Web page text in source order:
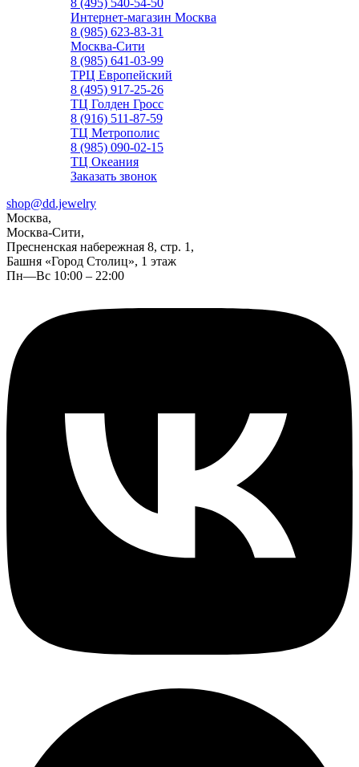
8 (495) 540-54-50
Интернет-магазин Москва
8 (985) 623-83-31
Москва-Сити
8 (985) 641-03-99
ТРЦ Европейский
8 (495) 917-25-26
ТЦ Голден Гросс
8 (916) 511-87-59
ТЦ Метрополис
8 (985) 090-02-15
ТЦ Океания
Заказать звонок
shop@dd.jewelry
Москва,
Москва-Сити,
Пресненская набережная 8, стр. 1,
Башня «Город Столиц», 1 этаж
Пн—Вс 10:00 – 22:00